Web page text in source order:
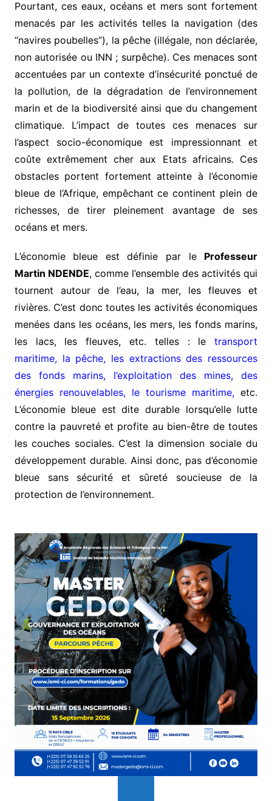
Pourtant, ces eaux, océans et mers sont fortement
menacés par les activités telles la navigation (des
‘‘navires poubelles’’), la pêche (illégale, non déclarée,
non autorisée ou INN ; surpêche). Ces menaces sont
accentuées par un contexte d’insécurité ponctué de
la pollution, de la dégradation de l’environnement
marin et de la biodiversité ainsi que du changement
climatique. L’impact de toutes ces menaces sur
l’aspect socio-économique est impressionnant et
coûte extrêmement cher aux Etats africains. Ces
obstacles portent fortement atteinte à l’économie
bleue de l’Afrique, empêchant ce continent plein de
richesses, de tirer pleinement avantage de ses
océans et mers.
L’économie bleue est définie par le Professeur
Martin NDENDE, comme l’ensemble des activités qui
tournent autour de l’eau, la mer, les fleuves et
rivières. C’est donc toutes les activités économiques
menées dans les océans, les mers, les fonds marins,
les lacs, les fleuves, etc. telles : letransport
maritime, la pêche, les extractions des ressources
des fonds marins, l’exploitation des mines, des
énergies renouvelables, le tourisme maritime, etc.
L’économie bleue est dite durable lorsqu’elle lutte
contre la pauvreté et profite au bien-être de toutes
les couches sociales. C’est la dimension sociale du
développement durable. Ainsi donc, pas d’économie
bleue sans sécurité et sûreté soucieuse de la
protection de l’environnement.